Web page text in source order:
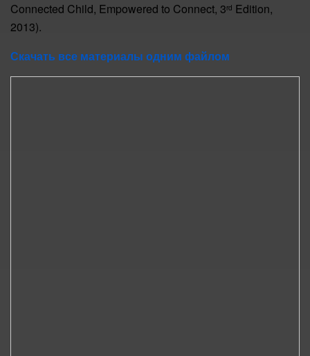
Connected Child, Empowered to Connect, 3rd Edition,
2013).
Скачать все материалы одним файлом